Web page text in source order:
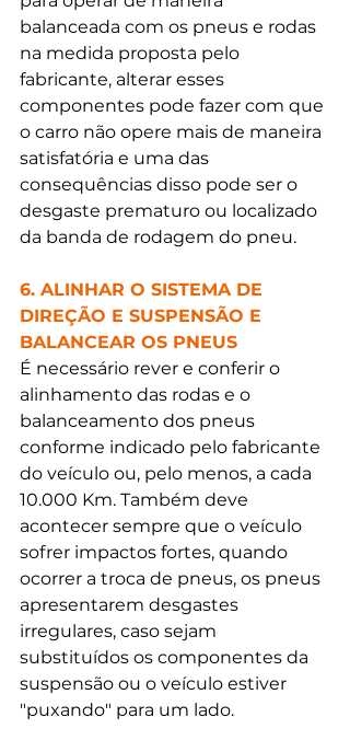
balanceada com os pneus e rodas
na medida proposta pelo
fabricante, alterar esses
componentes pode fazer com que
o carro não opere mais de maneira
satisfatória e uma das
consequências disso pode ser o
desgaste prematuro ou localizado
da banda de rodagem do pneu.
6. ALINHAR O SISTEMA DE
DIREÇÃO E SUSPENSÃO E
BALANCEAR OS PNEUS
É necessário rever e conferir o
alinhamento das rodas e o
balanceamento dos pneus
conforme indicado pelo fabricante
do veículo ou, pelo menos, a cada
10.000 Km. Também deve
acontecer sempre que o veículo
sofrer impactos fortes, quando
ocorrer a troca de pneus, os pneus
apresentarem desgastes
irregulares, caso sejam
substituídos os componentes da
suspensão ou o veículo estiver
"puxando" para um lado.